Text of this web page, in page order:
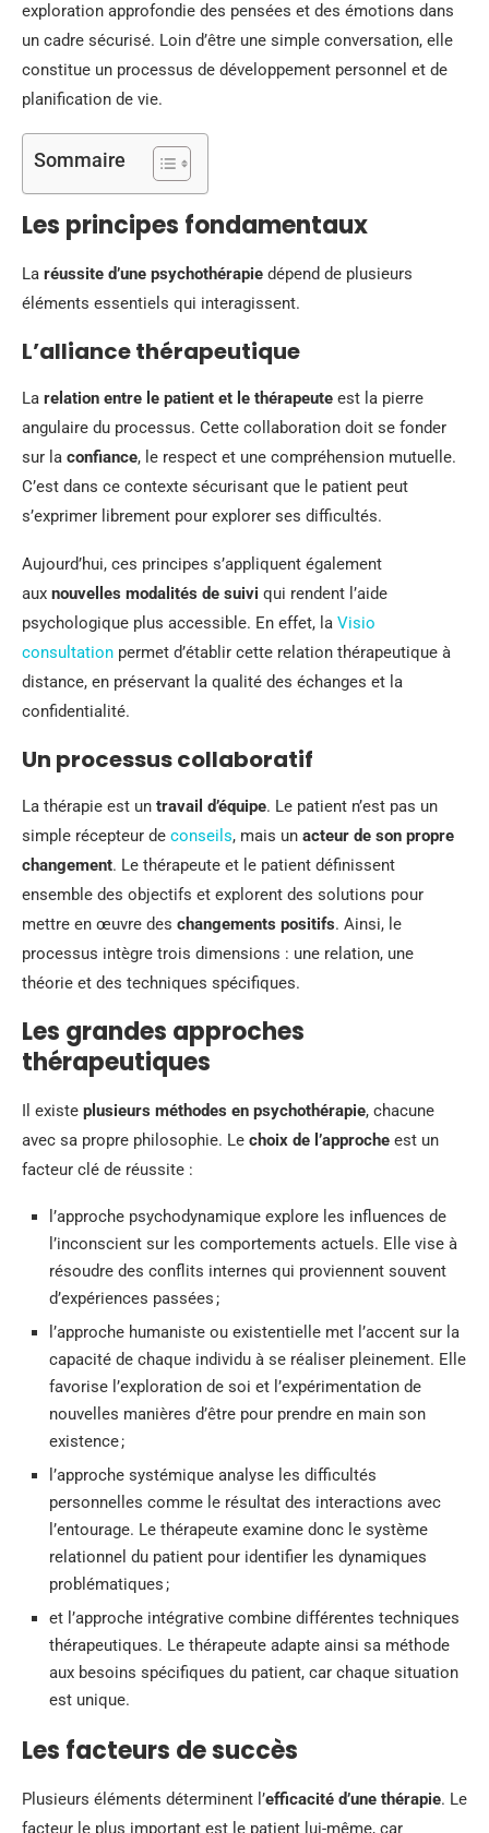
exploration approfondie des pensées et des émotions dans
un cadre sécurisé. Loin d’être une simple conversation, elle
constitue un processus de développement personnel et de
planification de vie.
Sommaire
Les principes fondamentaux
La réussite d’une psychothérapie dépend de plusieurs
éléments essentiels qui interagissent.
L’alliance thérapeutique
La relation entre le patient et le thérapeute est la pierre
angulaire du processus. Cette collaboration doit se fonder
sur la confiance, le respect et une compréhension mutuelle.
C’est dans ce contexte sécurisant que le patient peut
s’exprimer librement pour explorer ses difficultés.
Aujourd’hui, ces principes s’appliquent également
aux nouvelles modalités de suivi qui rendent l’aide
psychologique plus accessible. En effet, la Visio
consultation permet d’établir cette relation thérapeutique à
distance, en préservant la qualité des échanges et la
confidentialité.
Un processus collaboratif
La thérapie est un travail d’équipe. Le patient n’est pas un
simple récepteur de conseils, mais un acteur de son propre
changement. Le thérapeute et le patient définissent
ensemble des objectifs et explorent des solutions pour
mettre en œuvre des changements positifs. Ainsi, le
processus intègre trois dimensions : une relation, une
théorie et des techniques spécifiques.
Les grandes approches
thérapeutiques
Il existe plusieurs méthodes en psychothérapie, chacune
avec sa propre philosophie. Le choix de l’approche est un
facteur clé de réussite :
l’approche psychodynamique explore les influences de
l’inconscient sur les comportements actuels. Elle vise à
résoudre des conflits internes qui proviennent souvent
d’expériences passées ;
l’approche humaniste ou existentielle met l’accent sur la
capacité de chaque individu à se réaliser pleinement. Elle
favorise l’exploration de soi et l’expérimentation de
nouvelles manières d’être pour prendre en main son
existence ;
l’approche systémique analyse les difficultés
personnelles comme le résultat des interactions avec
l’entourage. Le thérapeute examine donc le système
relationnel du patient pour identifier les dynamiques
problématiques ;
et l’approche intégrative combine différentes techniques
thérapeutiques. Le thérapeute adapte ainsi sa méthode
aux besoins spécifiques du patient, car chaque situation
est unique.
Les facteurs de succès
Plusieurs éléments déterminent l’efficacité d’une thérapie. Le
facteur le plus important est le patient lui-même, car